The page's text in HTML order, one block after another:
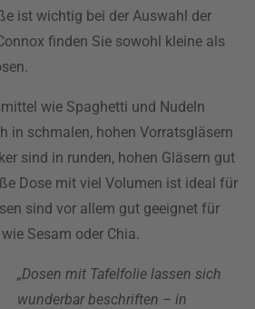
ist wichtig bei der Auswahl der
finden Sie sowohl kleine als
wie Spaghetti und Nudeln
in schmalen, hohen Vorratsgläsern
sind in runden, hohen Gläsern gut
Dose mit viel Volumen ist ideal für
sind vor allem gut geeignet für
Sesam oder Chia.
„Dosen mit Tafelfolie lassen sich
wunderbar beschriften – in